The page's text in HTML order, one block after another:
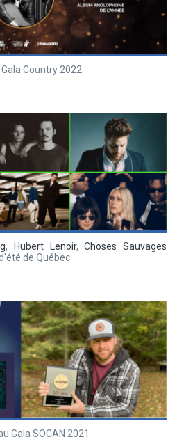
Country 2022
, Hubert Lenoir,Choses Sauvages
de Québec
Gala SOCAN 2021